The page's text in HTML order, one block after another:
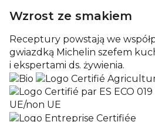
Wzrost ze smakiem
Receptury powstają we
gwiazdką Michelin szefem
i ekspertami ds. żywienia.